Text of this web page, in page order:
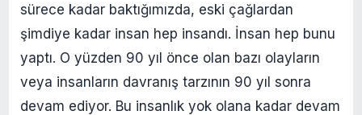
sürece kadar baktığımızda, eski çağlardan
şimdiye kadar insan hep insandı. İnsan hep bunu
yaptı. O yüzden 90 yıl önce olan bazı olayların
veya insanların davranış tarzının 90 yıl sonra
devam ediyor. Bu insanlık yok olana kadar devam